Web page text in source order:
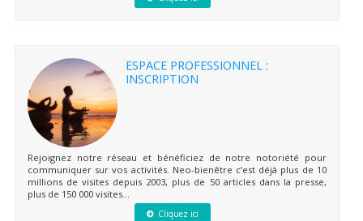
ESPACE PROFESSIONNEL :
INSCRIPTION
Rejoignez notre réseau et bénéficiez de notre notoriété pour
communiquer sur vos activités. Neo-bienêtre c’est déjà plus de 10
millions de visites depuis 2003, plus de 50 articles dans la presse,
plus de 150 000 visites...
Cliquez ici